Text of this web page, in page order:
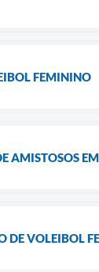
FEMININO
AMISTOSOS
DE VOLEIBOL